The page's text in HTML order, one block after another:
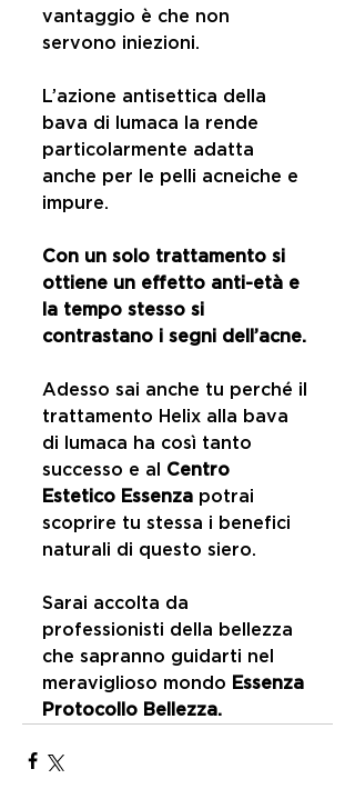
vantaggio è che non
servono iniezioni.
L’azione antisettica della
bava di lumaca la rende
particolarmente adatta
anche per le pelli acneiche e
impure.
Con un solo trattamento si
ottiene un effetto anti-età e
la tempo stesso si
contrastano i segni dell’acne.
Adesso sai anche tu perché il
trattamento Helix alla bava
di lumaca ha così tanto
successo e al Centro
Estetico Essenza potrai
scoprire tu stessa i benefici
naturali di questo siero.
Sarai accolta da
professionisti della bellezza
che sapranno guidarti nel
meraviglioso mondo Essenza
Protocollo Bellezza.